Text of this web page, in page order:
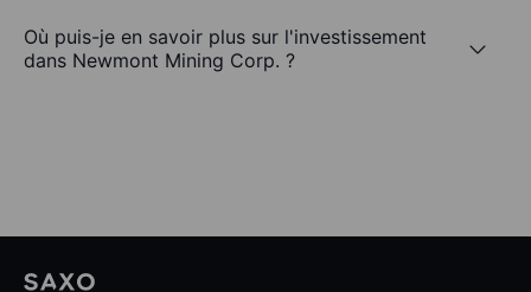
Où puis-je en savoir plus sur l'investissement
dans Newmont Mining Corp. ?